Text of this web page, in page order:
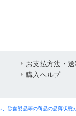
お支払方法・送
購入ヘルプ
除菌製品等の商品の品薄状態